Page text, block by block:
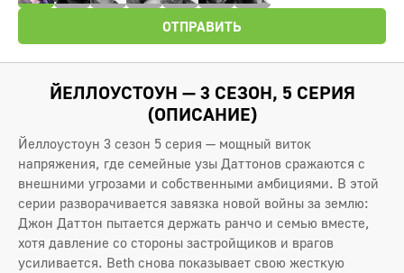
ОТПРАВИТЬ
ЙЕЛЛОУСТОУН — 3 СЕЗОН, 5 СЕРИЯ
(ОПИСАНИЕ)
Йеллоустоун 3 сезон 5 серия — мощный виток
напряжения, где семейные узы Даттонов сражаются с
внешними угрозами и собственными амбициями. В этой
серии разворачивается завязка новой войны за землю:
Джон Даттон пытается держать ранчо и семью вместе,
хотя давление со стороны застройщиков и врагов
усиливается. Beth снова показывает свою жесткую